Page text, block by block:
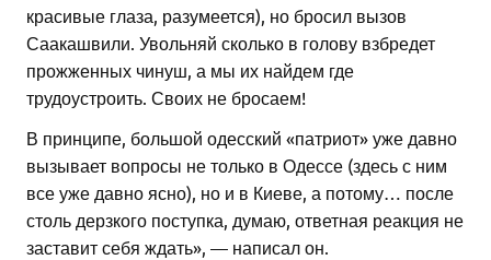
красивые глаза, разумеется), но бросил вызов
Саакашвили. Увольняй сколько в голову взбредет
прожженных чинуш, а мы их найдем где
трудоустроить. Своих не бросаем!
В принципе, большой одесский «патриот» уже давно
вызывает вопросы не только в Одессе (здесь с ним
все уже давно ясно), но и в Киеве, а потому… после
столь дерзкого поступка, думаю, ответная реакция не
заставит себя ждать», — написал он.